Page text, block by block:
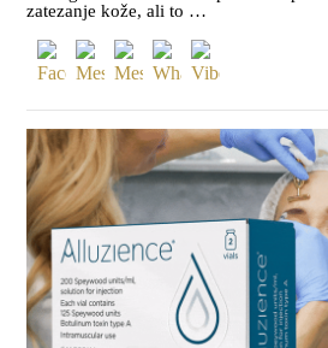
zatezanje kože, ali to …